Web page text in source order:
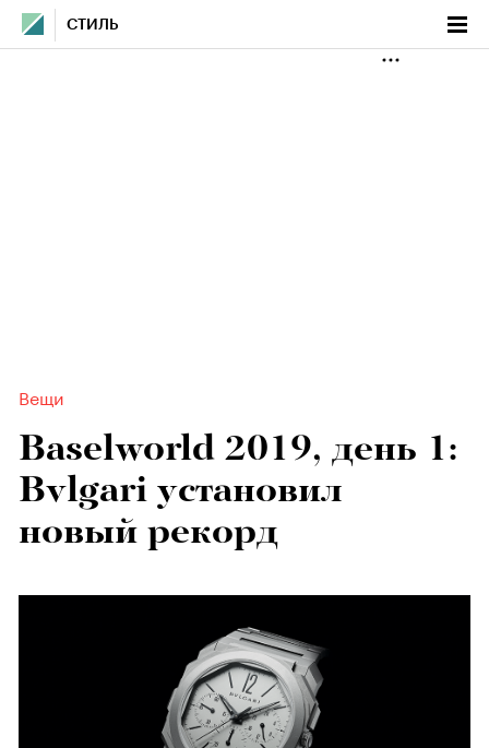
СТИЛЬ
Вещи
Baselworld 2019, день 1:
Bvlgari установил
новый рекорд